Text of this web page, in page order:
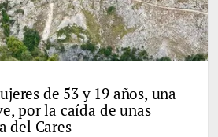
de 53 y 19 años, una
por la caída de unas
del Cares